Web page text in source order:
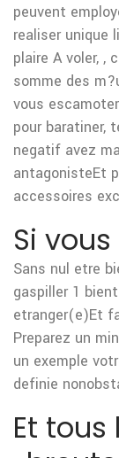
peuvent
realiser unique
plaire A voler, ,
somme des
vous
pour baratiner,
negatif avez
antagonisteEt
accessoires
Si
Sans nul etre
gaspiller 1
etranger(e)Et
Preparez un
un exemple
definie
Et tous